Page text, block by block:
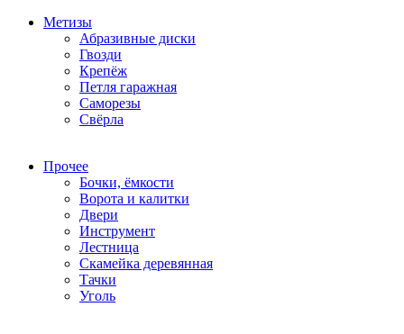
Метизы
Абразивные диски
Гвозди
Крепёж
Петля гаражная
Саморезы
Свёрла
Прочее
Бочки, ёмкости
Ворота и калитки
Двери
Инструмент
Лестница
Скамейка деревянная
Тачки
Уголь